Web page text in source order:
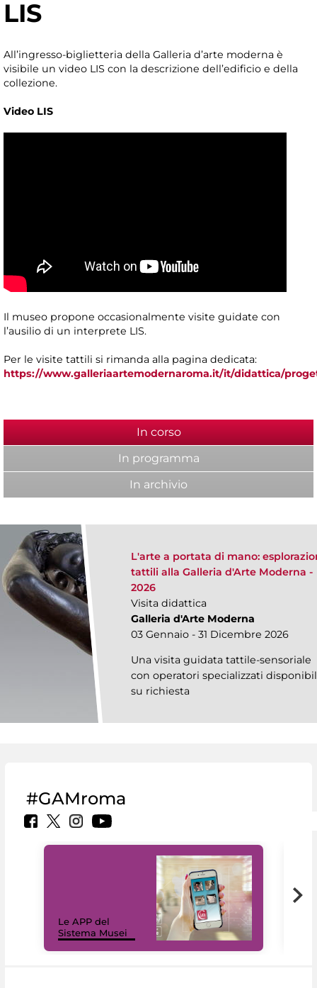
LIS
All’ingresso-biglietteria della Galleria d’arte moderna è
visibile un video LIS con la descrizione dell’edificio e della
collezione.
Video LIS
Il museo propone occasionalmente visite guidate con
l’ausilio di un interprete LIS.
Per le visite tattili si rimanda alla pagina dedicata:
https://www.galleriaartemodernaroma.it/it/didattica/
In corso(scheda attiva)
In programma
In archivio
L'arte a portata di mano:
tattili alla Galleria d'Arte Moderna -
2026
Visita didattica
Galleria d'Arte Moderna
03 Gennaio - 31 Dicembre 2026
Una visita guidata tattile-sensoriale
con operatori specializzati
su richiesta
#GAMroma
Le APP del
Sistema Musei